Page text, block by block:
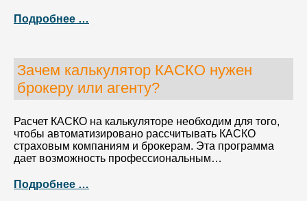
Подробнее …
Зачем калькулятор КАСКО нужен
брокеру или агенту?
Расчет КАСКО на калькуляторе необходим для того,
чтобы автоматизировано рассчитывать КАСКО
страховым компаниям и брокерам. Эта программа
дает возможность профессиональным…
Подробнее …